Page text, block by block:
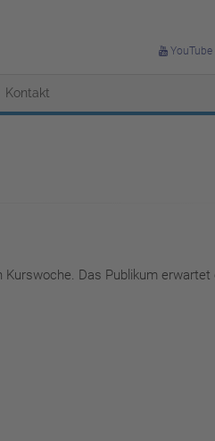
YouTube
Kontakt
Das Publikum